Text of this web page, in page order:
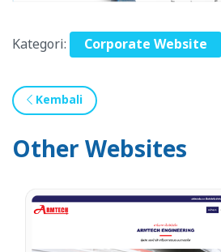
Kategori: Corporate Website
Kembali
Other Websites